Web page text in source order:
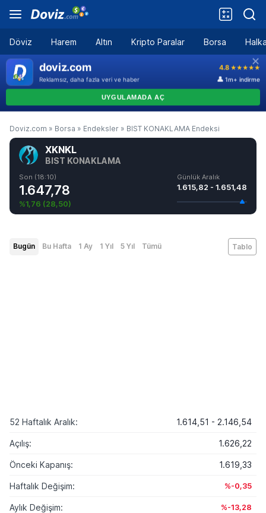
Döviz Harem Altın Kripto Paralar Borsa
Doviz.com » Borsa » Endeksler » BIST KONAKLAMA Endeksi
XKNKL
BIST KONAKLAMA
Son (18:10)
1.647,78
%1,76 (28,50)
Günlük Aralık
1.615,82 - 1.651,48
Bugün Bu Hafta 1 Ay 1 Yıl 5 Yıl Tümü Tablo
52 Haftalık Aralık: 1.614,51 - 2.146,54
Açılış: 1.626,22
Önceki Kapanış: 1.619,33
Haftalık Değişim: %-0,35
Aylık Değişim: %-13,28